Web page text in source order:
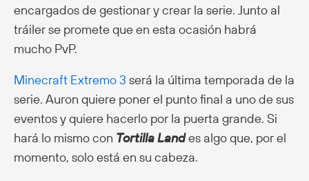
encargados de gestionar y crear la serie. Junto al
tráiler se promete que en esta ocasión habrá
mucho PvP.
Minecraft Extremo 3 será la última temporada de la
serie. Auron quiere poner el punto final a uno de sus
eventos y quiere hacerlo por la puerta grande. Si
hará lo mismo con Tortilla Landes algo que, por el
momento, solo está en su cabeza.